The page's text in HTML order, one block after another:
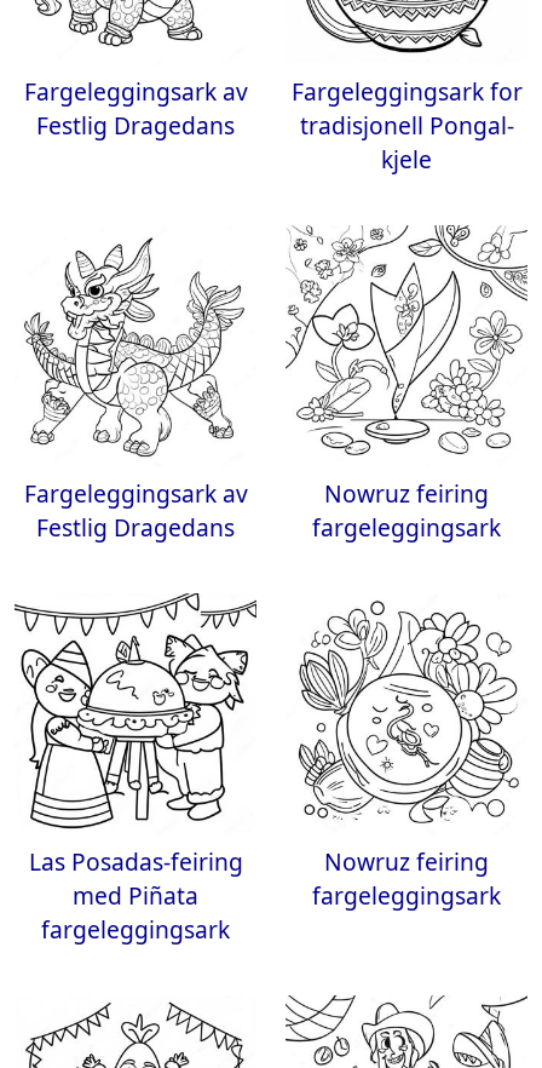
Fargeleggingsark av
Festlig Dragedans
Fargeleggingsark for
tradisjonell Pongal-
kjele
Fargeleggingsark av
Festlig Dragedans
Nowruz feiring
fargeleggingsark
Las Posadas-feiring
med Piñata
fargeleggingsark
Nowruz feiring
fargeleggingsark